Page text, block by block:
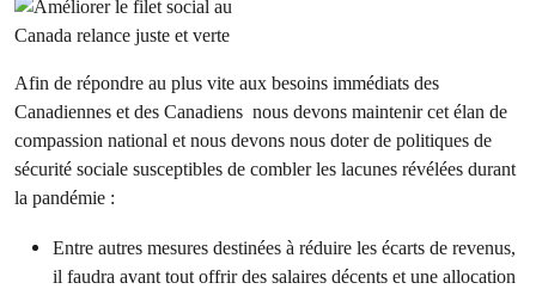
Afin de répondre au plus vite aux besoins immédiats des
Canadiennes et des Canadiens nous devons maintenir cet élan de
compassion national et nous devons nous doter de politiques de
sécurité sociale susceptibles de combler les lacunes révélées durant
la pandémie :
Entre autres mesures destinées à réduire les écarts de revenus,
il faudra avant tout offrir des salaires décents et une allocation